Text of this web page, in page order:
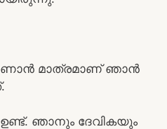
മാത്രമാണ് ഞാൻ
ഞാനും ദേവികയും